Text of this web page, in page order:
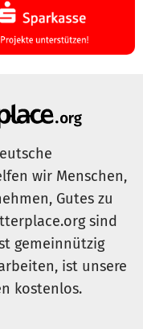
wir Menschen,
Gutes zu
sind
gemeinnützig
ist unsere
kostenlos.